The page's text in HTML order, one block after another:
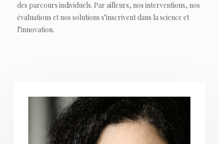
des parcours individuels. Par ailleurs, nos interventions, nos
évaluations et nos solutions s’inscrivent dans la science et
l’innovation.